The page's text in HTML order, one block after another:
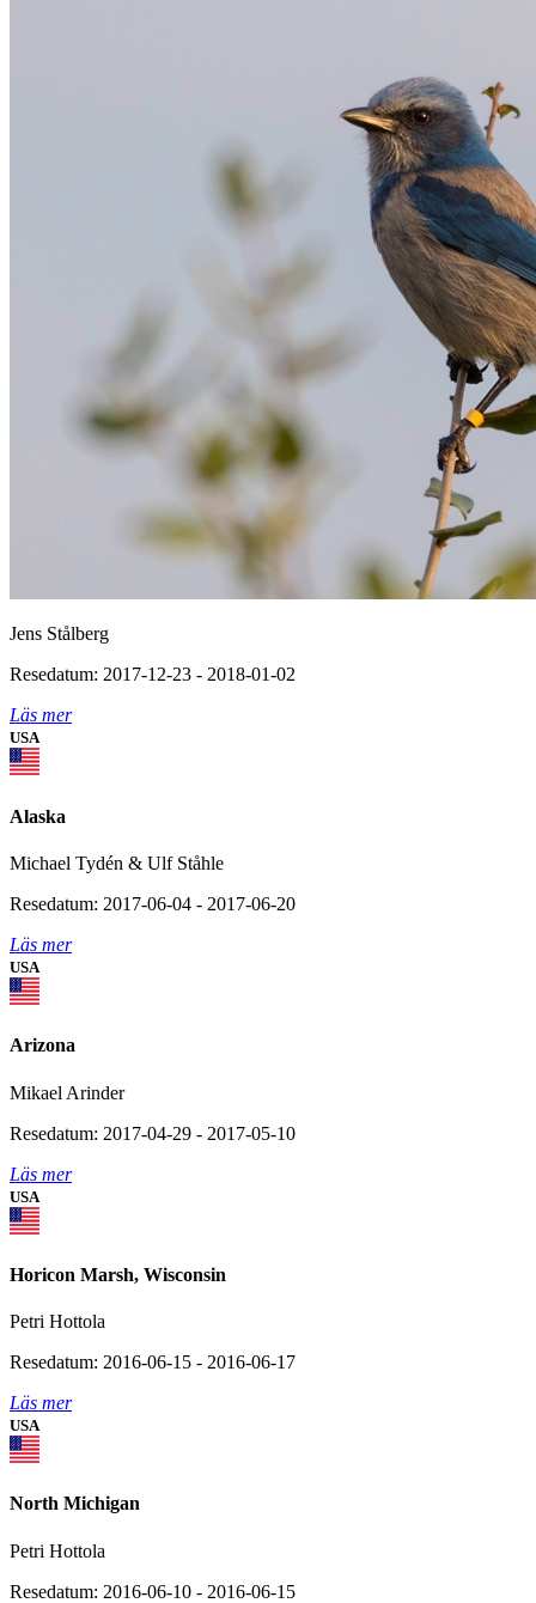
Jens Stålberg
Resedatum: 2017-12-23 - 2018-01-02
Läs mer
USA
Alaska
Michael Tydén & Ulf Ståhle
Resedatum: 2017-06-04 - 2017-06-20
Läs mer
USA
Arizona
Mikael Arinder
Resedatum: 2017-04-29 - 2017-05-10
Läs mer
USA
Horicon Marsh, Wisconsin
Petri Hottola
Resedatum: 2016-06-15 - 2016-06-17
Läs mer
USA
North Michigan
Petri Hottola
Resedatum: 2016-06-10 - 2016-06-15